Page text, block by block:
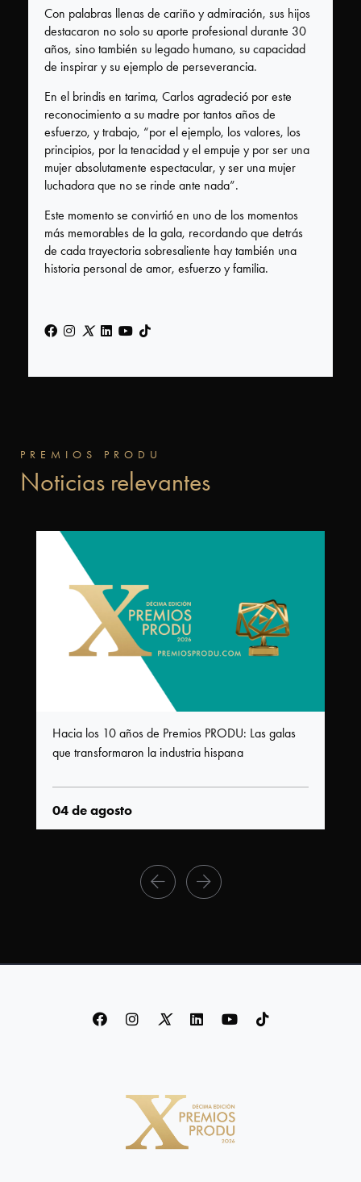
de
Premios
PRODU
Estatuilla
Otros
Premios
Tecnología
FIAP
Con palabras llenas de cariño y admiración, sus hijos
destacaron no solo su aporte profesional durante 30
años, sino también su legado humano, su capacidad
de inspirar y su ejemplo de perseverancia.
En el brindis en tarima, Carlos agradeció por este
reconocimiento a su madre por tantos años de
esfuerzo, y trabajo, “por el ejemplo, los valores, los
principios, por la tenacidad y el empuje y por ser una
mujer absolutamente espectacular, y ser una mujer
luchadora que no se rinde ante nada”.
Este momento se convirtió en uno de los momentos
más memorables de la gala, recordando que detrás
de cada trayectoria sobresaliente hay también una
historia personal de amor, esfuerzo y familia.
PREMIOS PRODU
Noticias relevantes
Hacia los 10 años de Premios PRODU: Las galas
que transformaron la industria hispana
04 de agosto